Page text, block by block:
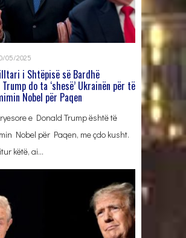
05/2025
i Shtëpisë së Bardhë
do ta ‘shesë’ Ukrainën për të
Nobel për Paqen
e Donald Trump është të
Nobel për Paqen, me çdo kusht.
këtë, ai…